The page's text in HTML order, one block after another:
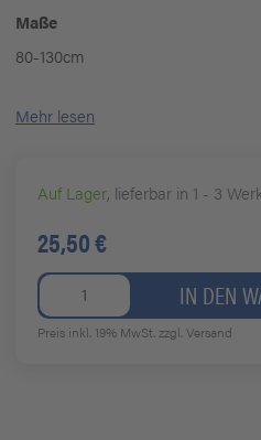
Maße
80-130cm
Mehr lesen
Auf Lager, lieferbar in 1 - 3
25,50 €
IN DEN
Preis inkl. 19% MwSt.zzgl. Versand